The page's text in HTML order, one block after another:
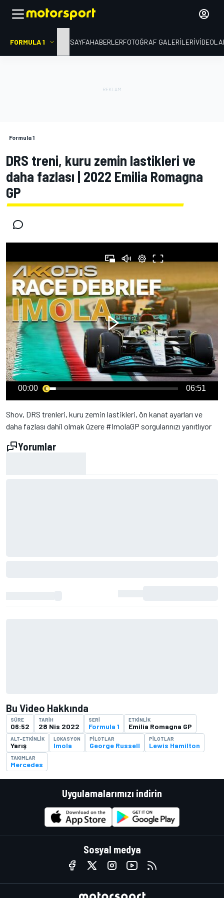
FORMULA 1 ANA SAYFAHABERLERFOTOĞRAF GALERILERI
Formula 1
DRS treni, kuru zemin lastikleri ve
daha fazlası | 2022 Emilia Romagna
GP
00:00 06:51
Shov, DRS trenleri, kuru zemin lastikleri, ön kanat ayarları ve
daha fazlası dahil olmak üzere #ImolaGP sorgularınızı yanıtlıyor
Yorumlar
Bu Video Hakkında
SÜRE
06:52
TARIH
28 Nis 2022
SERI
Formula 1
ETKINLIK
Emilia Romagna GP
ALT-ETKINLIK
Yarış
LOKASYON
Imola
PILOTLAR
George Russell
PILOTLAR
Lewis Hamilton
TAKIMLAR
Mercedes
Uygulamalarımızı indirin
Sosyal medya